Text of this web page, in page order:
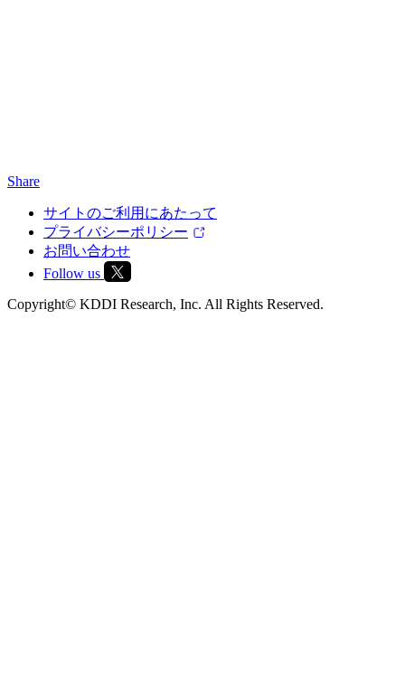
Share
サイトのご利用にあたって
プライバシーポリシー
お問い合わせ
Follow us
Copyright© KDDI Research, Inc. All Rights Reserved.